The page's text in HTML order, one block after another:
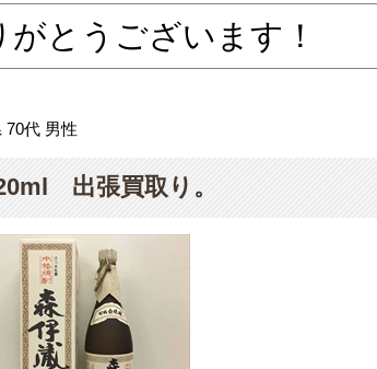
とうございます！
70代 男性
出張買取り。